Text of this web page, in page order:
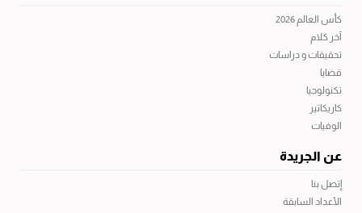
كأس العالم 2026
آخر كلام
تحقيقات و دراسات
قضايا
تكنولوجيا
كاريكاتير
الوفيات
عن الجريدة
إتصل بنا
الأعداد السابقة